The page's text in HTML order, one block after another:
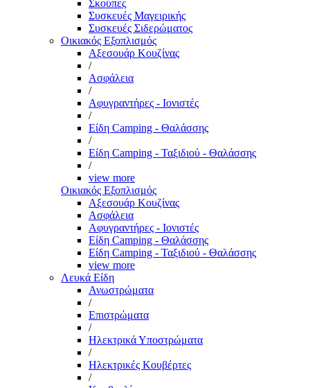
Σκούπες
Συσκευές Μαγειρικής
Συσκευές Σιδερώματος
Οικιακός Εξοπλισμός
Αξεσουάρ Κουζίνας
/
Ασφάλεια
/
Αφυγραντήρες - Ιονιστές
/
Είδη Camping - Θαλάσσης
/
Είδη Camping - Ταξιδιού - Θαλάσσης
/
view more
Οικιακός Εξοπλισμός
Αξεσουάρ Κουζίνας
Ασφάλεια
Αφυγραντήρες - Ιονιστές
Είδη Camping - Θαλάσσης
Είδη Camping - Ταξιδιού - Θαλάσσης
view more
Λευκά Είδη
Ανωστρώματα
/
Επιστρώματα
/
Ηλεκτρικά Υποστρώματα
/
Ηλεκτρικές Κουβέρτες
/